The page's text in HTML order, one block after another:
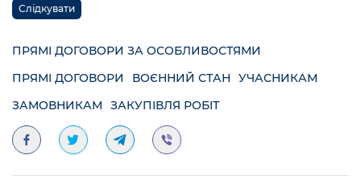
Слідкувати
ПРЯМІ ДОГОВОРИ ЗА ОСОБЛИВОСТЯМИ
ПРЯМІ ДОГОВОРИ
ВОЄННИЙ СТАН
УЧАСНИКАМ
ЗАМОВНИКАМ
ЗАКУПІВЛЯ РОБІТ